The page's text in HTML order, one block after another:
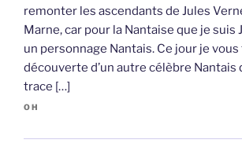
remonter les ascendants de Jules
Marne, car pour la Nantaise que je suis
un personnage Nantais. Ce jour je
découverte d’un autre célèbre Nantais
trace […]
OH